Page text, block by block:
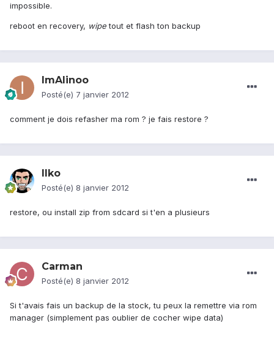
impossible.
reboot en recovery, wipetout et flash ton backup
ImAlinoo
Posté(e) 7 janvier 2012
comment je dois refasher ma rom ? je fais restore ?
Ilko
Posté(e) 8 janvier 2012
restore, ou install zip from sdcard si t'en a plusieurs
Carman
Posté(e) 8 janvier 2012
Si t'avais fais un backup de la stock, tu peux la remettre via rom
manager (simplement pas oublier de cocher wipe data)